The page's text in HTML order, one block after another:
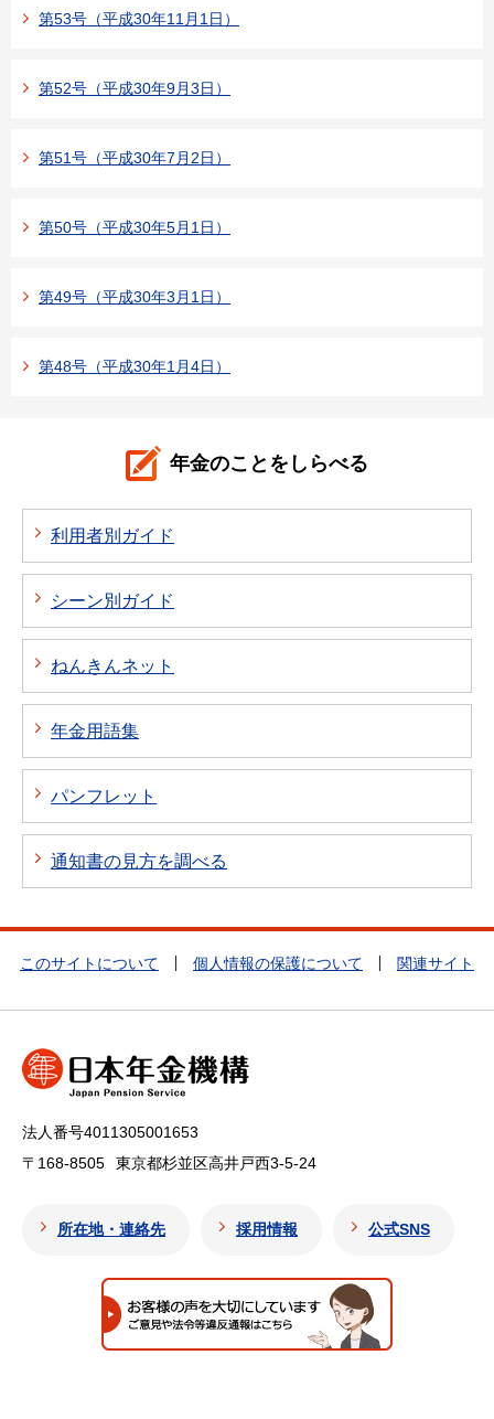
第53号（平成30年11月1日）
第52号（平成30年9月3日）
第51号（平成30年7月2日）
第50号（平成30年5月1日）
第49号（平成30年3月1日）
第48号（平成30年1月4日）
年金のことをしらべる
利用者別ガイド
シーン別ガイド
ねんきんネット
年金用語集
パンフレット
通知書の見方を調べる
このサイトについて 個人情報の保護について 関連サイト
法人番号4011305001653
〒168-8505
東京都杉並区高井戸西3-5-24
所在地・連絡先 採用情報 公式SNS